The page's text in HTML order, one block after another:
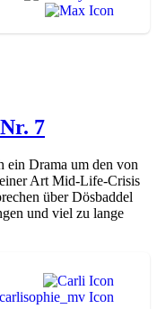
7
ein Drama um den von
Art Mid-Life-Crisis
über Dösbaddel
und viel zu lange